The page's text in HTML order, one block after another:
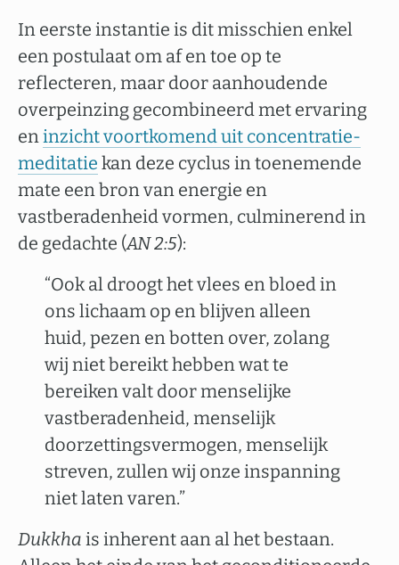
In eerste instantie is dit misschien enkel
een postulaat om af en toe op te
reflecteren, maar door aanhoudende
overpeinzing gecombineerd met ervaring
eninzicht voortkomend uit concentratie-
meditatie kan deze cyclus in toenemende
mate een bron van energie en
vastberadenheid vormen, culminerend in
de gedachte (AN 2:5):
“Ook al droogt het vlees en bloed in
ons lichaam op en blijven alleen
huid, pezen en botten over, zolang
wij niet bereikt hebben wat te
bereiken valt door menselijke
vastberadenheid, menselijk
doorzettingsvermogen, menselijk
streven, zullen wij onze inspanning
niet laten varen.”
Dukkha is inherent aan al het bestaan.